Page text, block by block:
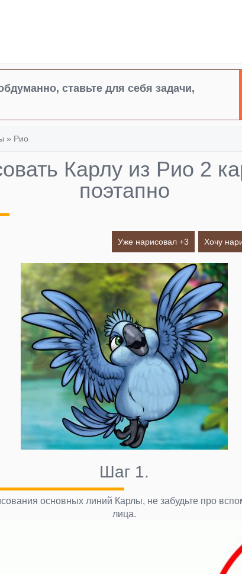
ставьте для себя задачи,
» Рио
Карлу из Рио 2
поэтапно
Уже нарисовал +3 Хочу
Шаг 1.
основных линий Карлы, не забудьте про
лица.